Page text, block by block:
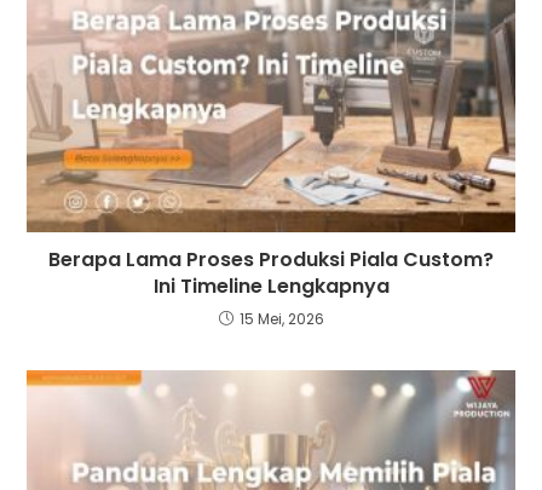
Berapa Lama Proses Produksi Piala Custom?
Ini Timeline Lengkapnya
15 Mei, 2026